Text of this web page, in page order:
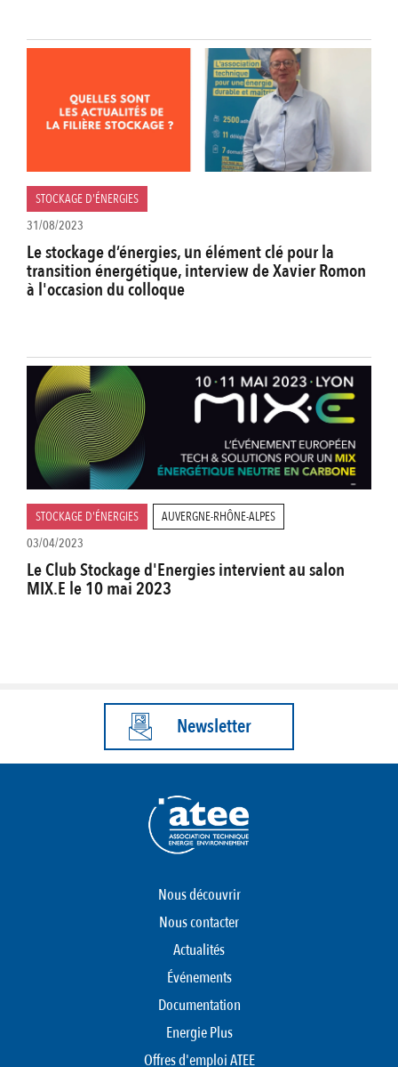
STOCKAGE D'ÉNERGIES
31/08/2023
Le stockage d’énergies, un élément clé pour la
transition énergétique, interview de Xavier Romon
à l'occasion du colloque
STOCKAGE D'ÉNERGIES
AUVERGNE-RHÔNE-ALPES
03/04/2023
Le Club Stockage d'Energies intervient au salon
MIX.E le 10 mai 2023
Newsletter
Nous découvrir
Nous contacter
Actualités
Événements
Documentation
Energie Plus
Offres d'emploi ATEE